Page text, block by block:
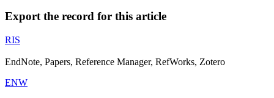
Export the record for this article
RIS
EndNote, Papers, Reference Manager, RefWorks, Zotero
ENW